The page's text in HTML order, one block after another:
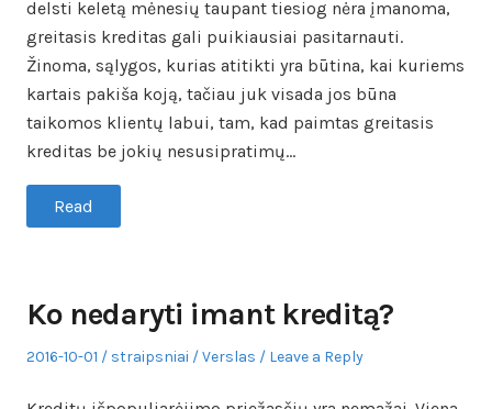
delsti keletą mėnesių taupant tiesiog nėra įmanoma,
greitasis kreditas gali puikiausiai pasitarnauti.
Žinoma, sąlygos, kurias atitikti yra būtina, kai kuriems
kartais pakiša koją, tačiau juk visada jos būna
taikomos klientų labui, tam, kad paimtas greitasis
kreditas be jokių nesusipratimų…
Read
Ko nedaryti imant kreditą?
Posted
2016-10-01 Author
straipsniai
Posted
Verslas Leave a Reply